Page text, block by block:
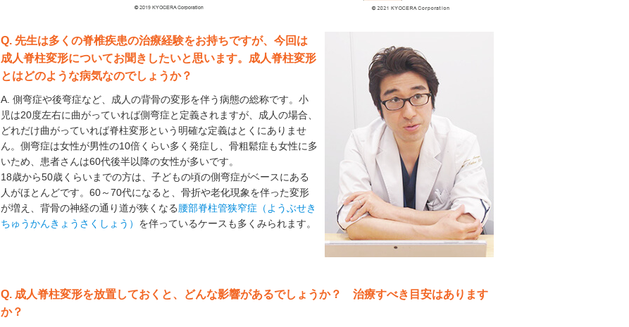
Q. 先生は多くの脊椎疾患の治療経験をお持ちですが、今回は
成人脊柱変形についてお聞きしたいと思います。成人脊柱変形
とはどのような病気なのでしょうか？
A. 側弯症や後弯症など、成人の背骨の変形を伴う病態の総称です。小
児は20度左右に曲がっていれば側弯症と定義されますが、成人の場合、
どれだけ曲がっていれば脊柱変形という明確な定義はとくにありませ
ん。側弯症は女性が男性の10倍くらい多く発症し、骨粗鬆症も女性に多
いため、患者さんは60代後半以降の女性が多いです。
18歳から50歳くらいまでの方は、子どもの頃の側弯症がベースにある
人がほとんどです。60～70代になると、骨折や老化現象を伴った変形
が増え、背骨の神経の通り道が狭くなる腰部脊柱管狭窄症（ようぶせき
ちゅうかんきょうさくしょう） を伴っているケースも多くみられます。
Q. 成人脊柱変形を放置しておくと、どんな影響があるでしょうか？ 治療すべき目安はあります
か？